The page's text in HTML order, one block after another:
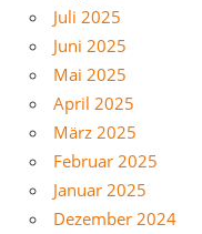
Juli 2025
Juni 2025
Mai 2025
April 2025
März 2025
Februar 2025
Januar 2025
Dezember 2024